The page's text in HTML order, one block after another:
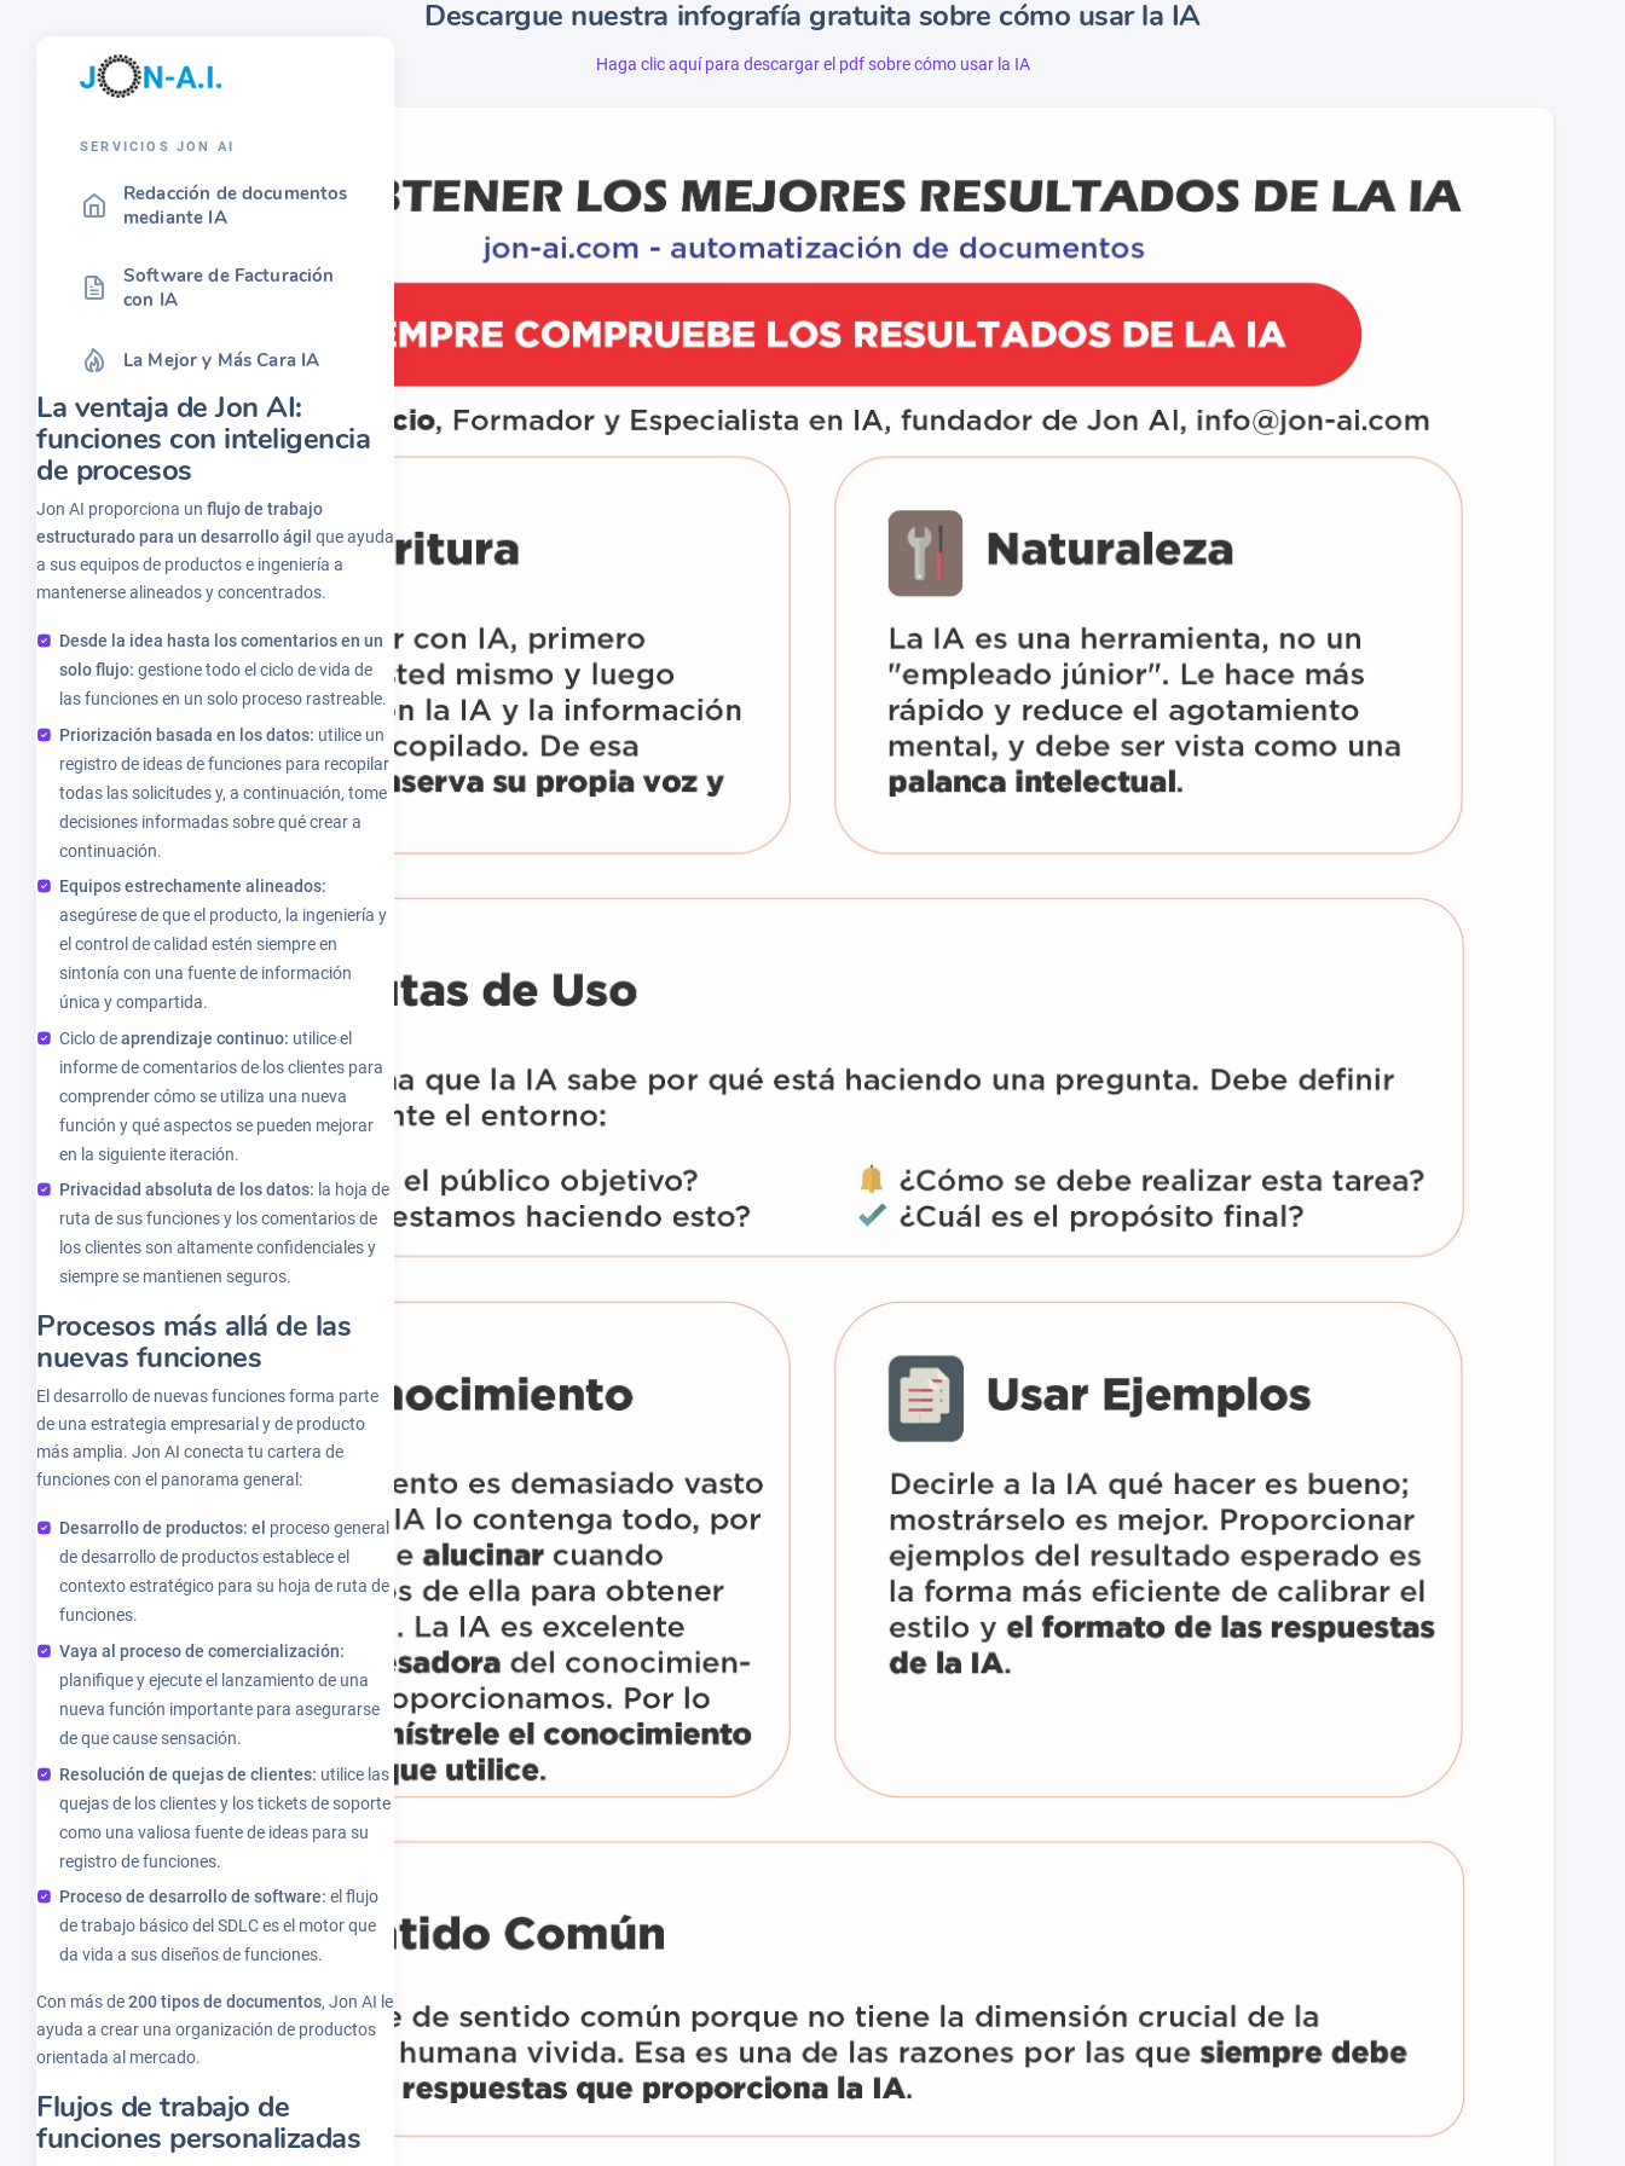
SERVICIOS JON AI
Redacción de documentos
mediante IA
Software de Facturación
con IA
La Mejor y Más Cara IA
La ventaja de Jon AI:
funciones con inteligencia
de procesos
Jon AI proporciona un flujo de trabajo
estructurado para un desarrollo ágil que ayuda
a sus equipos de productos e ingeniería a
mantenerse alineados y concentrados.
Desde la idea hasta los comentarios en un
solo flujo: gestione todo el ciclo de vida de
las funciones en un solo proceso rastreable.
Priorización basada en los datos: utilice un
registro de ideas de funciones para recopilar
todas las solicitudes y, a continuación, tome
decisiones informadas sobre qué crear a
continuación.
Equipos estrechamente alineados:
asegúrese de que el producto, la ingeniería y
el control de calidad estén siempre en
sintonía con una fuente de información
única y compartida.
Ciclo deaprendizaje continuo: utilice el
informe de comentarios de los clientes para
comprender cómo se utiliza una nueva
función y qué aspectos se pueden mejorar
en la siguiente iteración.
Privacidad absoluta de los datos: la hoja de
ruta de sus funciones y los comentarios de
los clientes son altamente confidenciales y
siempre se mantienen seguros.
Procesos más allá de las
nuevas funciones
El desarrollo de nuevas funciones forma parte
de una estrategia empresarial y de producto
más amplia. Jon AI conecta tu cartera de
funciones con el panorama general:
Desarrollo de productos: el proceso general
de desarrollo de productos establece el
contexto estratégico para su hoja de ruta de
funciones.
Vaya al proceso de comercialización:
planifique y ejecute el lanzamiento de una
nueva función importante para asegurarse
de que cause sensación.
Resolución de quejas de clientes: utilice las
quejas de los clientes y los tickets de soporte
como una valiosa fuente de ideas para su
registro de funciones.
Proceso de desarrollo de software: el flujo
de trabajo básico del SDLC es el motor que
da vida a sus diseños de funciones.
Con más de200 tipos de documentos, Jon AI le
ayuda a crear una organización de productos
orientada al mercado.
Flujos de trabajo de
funciones personalizadas
Descargue nuestra infografía gratuita sobre cómo usar la IA
Haga clic aquí para descargar el pdf sobre cómo usar la IA